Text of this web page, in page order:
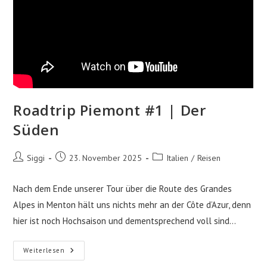
Roadtrip Piemont #1 | Der
Süden
Beitrags-
Siggi
Beitrag23. November 2025
Beitrags-
Italien / Reisen
Nach dem Ende unserer Tour über die Route des Grandes
Alpes in Menton hält uns nichts mehr an der Côte d’Azur, denn
hier ist noch Hochsaison und dementsprechend voll sind…
Weiterlesen Roadtrip
Piemont